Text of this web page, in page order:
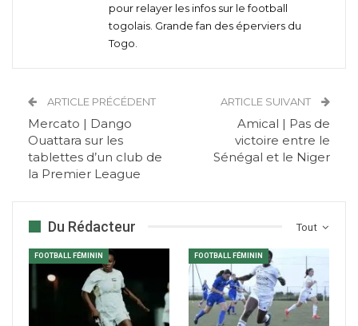
pour relayer les infos sur le football
togolais. Grande fan des éperviers du
Togo.
ARTICLE PRÉCÉDENT
Mercato | Dango
Ouattara sur les
tablettes d’un club de
la Premier League
ARTICLE SUIVANT
Amical | Pas de
victoire entre le
Sénégal et le Niger
Tout
Du Rédacteur
FOOTBALL FÉMININ FOOTBALL FÉMININ